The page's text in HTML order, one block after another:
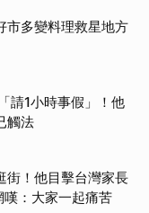
多變料理救星地方
請1小時事假」！他
觸法
街！他目擊台灣家長
嘆：大家一起痛苦